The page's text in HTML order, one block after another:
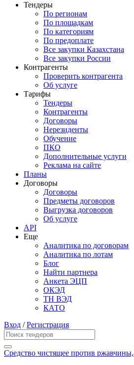
Тендеры
По регионам
По площадкам
По категориям
По предоплате
Все закупки Казахстана
Все закупки России
Контрагенты
Проверить контрагента
Об услуге
Тарифы
Тендеры
Контрагенты
Договоры
Нерезиденты
Обучение
ПКО
Дополнительные услуги
Реклама на сайте
Планы
Договоры
Договоры
Предметы договоров
Выгрузка договоров
Об услуге
API
Еще
Аналитика по договорам
Аналитика по лотам
Блог
Найти партнера
Анкета ЭЦП
ОКЭД
ТН ВЭД
КАТО
Вход /Регистрация
Средство чистящее против